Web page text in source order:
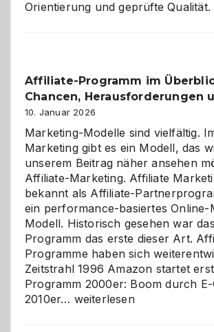
Orientierung und geprüfte Qualität.
Affiliate-Programm im
Chancen, Herausforderungen
10. Januar 2026
Marketing-Modelle sind vielfältig.
Marketing gibt es ein Modell, das
unserem Beitrag näher ansehen
Affiliate-Marketing. Affiliate
bekannt als Affiliate-
ein performance-basiertes Online-
Modell. Historisch gesehen war
Programm das erste dieser Art.
Programme haben sich
Zeitstrahl 1996 Amazon startet
Programm 2000er: Boom durch
2010er… Affiliate-
weiterlesen